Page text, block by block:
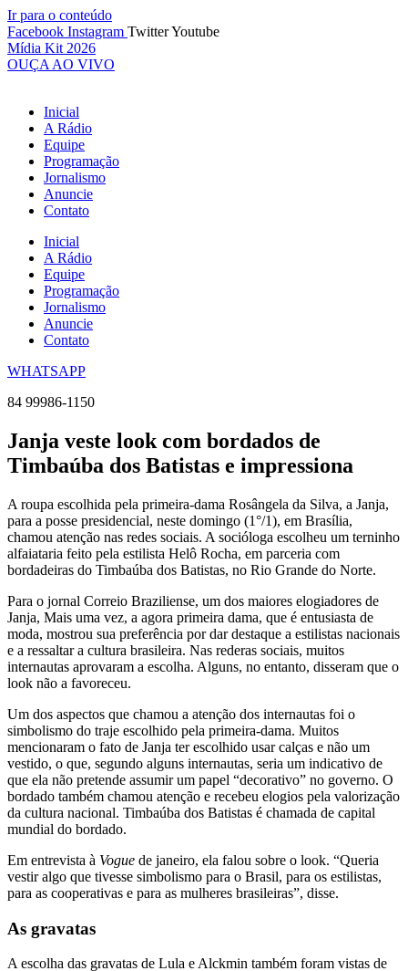
Ir para o conteúdo
Facebook Instagram TwitterYoutube
Mídia Kit 2026
OUÇA AO VIVO
Inicial
A Rádio
Equipe
Programação
Jornalismo
Anuncie
Contato
Inicial
A Rádio
Equipe
Programação
Jornalismo
Anuncie
Contato
WHATSAPP
84 99986-1150
Janja veste look com bordados de
Timbaúba dos Batistas e impressiona
A roupa escolhida pela primeira-dama Rosângela da Silva, a Janja,
para a posse presidencial, neste domingo (1°/1), em Brasília,
chamou atenção nas redes sociais. A socióloga escolheu um terninho
alfaiataria feito pela estilista Helô Rocha, em parceria com
bordadeiras do Timbaúba dos Batistas, no Rio Grande do Norte.
Para o jornal Correio Braziliense, um dos maiores elogiadores de
Janja, Mais uma vez, a agora primeira dama, que é entusiasta de
moda, mostrou sua preferência por dar destaque a estilistas nacionais
e a ressaltar a cultura brasileira. Nas rederas sociais, muitos
internautas aprovaram a escolha. Alguns, no entanto, disseram que o
look não a favoreceu.
Um dos aspectos que chamou a atenção dos internautas foi o
simbolismo do traje escolhido pela primeira-dama. Muitos
mencionaram o fato de Janja ter escolhido usar calças e não um
vestido, o que, segundo alguns internautas, seria um indicativo de
que ela não pretende assumir um papel “decorativo” no governo. O
bordado também chamou atenção e recebeu elogios pela valorização
da cultura nacional. Timbaúba dos Batistas é chamada de capital
mundial do bordado.
Em entrevista à Vogue de janeiro, ela falou sobre o look. “Queria
vestir algo que tivesse simbolismo para o Brasil, para os estilistas,
para as cooperativas e para as mulheres brasileiras”, disse.
As gravatas
A escolha das gravatas de Lula e Alckmin também foram vistas de